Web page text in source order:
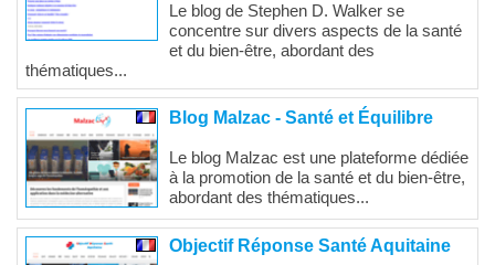
Le blog de Stephen D. Walker se
concentre sur divers aspects de la santé
et du bien-être, abordant des
thématiques...
Blog Malzac - Santé et Équilibre
Le blog Malzac est une plateforme dédiée
à la promotion de la santé et du bien-être,
abordant des thématiques...
Objectif Réponse Santé Aquitaine